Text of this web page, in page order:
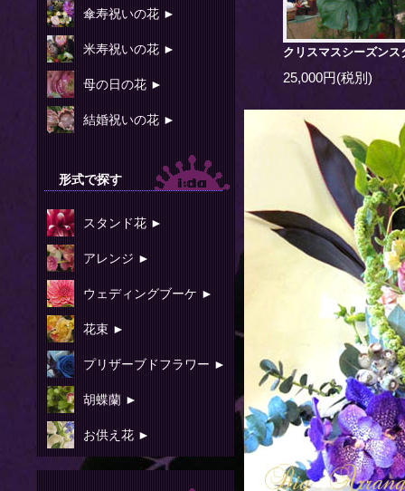
クリスマスシーズンス
25,000円(税別)
傘寿祝いの花 ►
米寿祝いの花 ►
母の日の花 ►
結婚祝いの花 ►
形式で探す
スタンド花 ►
アレンジ ►
ウェディングブーケ ►
花束 ►
プリザーブドフラワー ►
胡蝶蘭 ►
お供え花 ►